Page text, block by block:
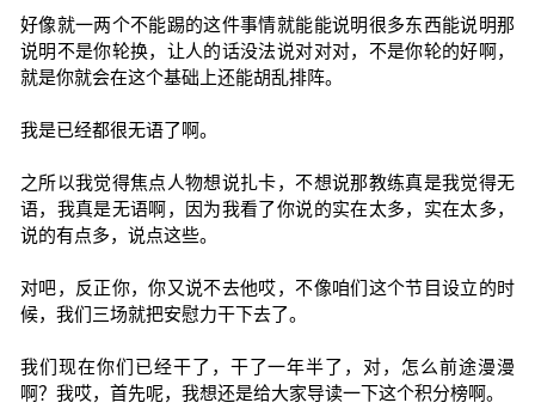
好像就一两个不能踢的这件事情就能能说明很多东西能说明那
说明不是你轮换，让人的话没法说对对对，不是你轮的好啊，
就是你就会在这个基础上还能胡乱排阵。
我是已经都很无语了啊。
之所以我觉得焦点人物想说扎卡，不想说那教练真是我觉得无
语，我真是无语啊，因为我看了你说的实在太多，实在太多，
说的有点多，说点这些。
对吧，反正你，你又说不去他哎，不像咱们这个节目设立的时
候，我们三场就把安慰力干下去了。
我们现在你们已经干了，干了一年半了，对，怎么前途漫漫
啊？我哎，首先呢，我想还是给大家导读一下这个积分榜啊。